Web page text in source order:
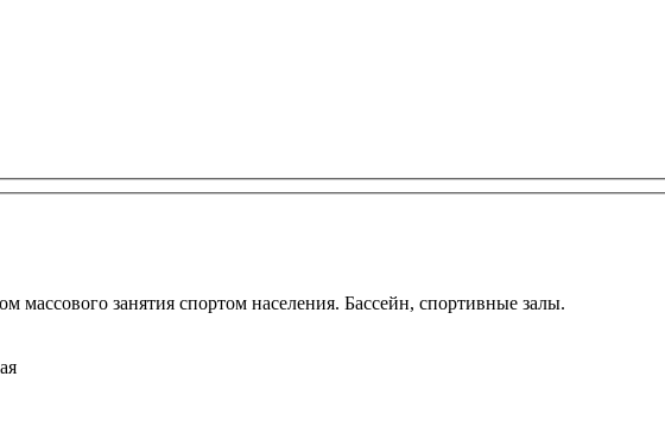
занятия спортом населения. Бассейн, спортивные залы.